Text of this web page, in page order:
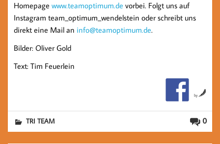
Homepage www.teamoptimum.de vorbei. Folgt uns auf
Instagram team_optimum_wendelstein oder schreibt uns
direkt eine Mail an info@teamoptimum.de.
Bilder: Oliver Gold
Text: Tim Feuerlein
by
0
TRI TEAM